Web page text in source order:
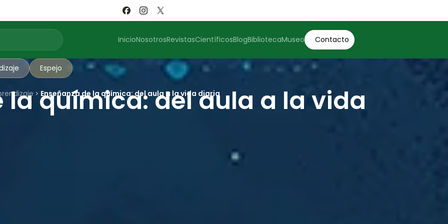
InicioNosotrosRevistasCientíficosBlogBibliotecaMuseo Contacto
Enseñanza de la química: del aula a la vida diaria
Espejo
la química: del aula a la vida